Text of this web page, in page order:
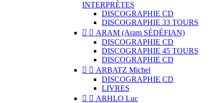
INTERPRÈTES
DISCOGRAPHIE CD
DISCOGRAPHIE 33 TOURS
  ARAM (Aram SÉDÉFIAN)
DISCOGRAPHIE CD
DISCOGRAPHIE 45 TOURS
DISCOGRAPHIE CD
  ARBATZ Michel
DISCOGRAPHIE CD
LIVRES
  ARHLO Luc